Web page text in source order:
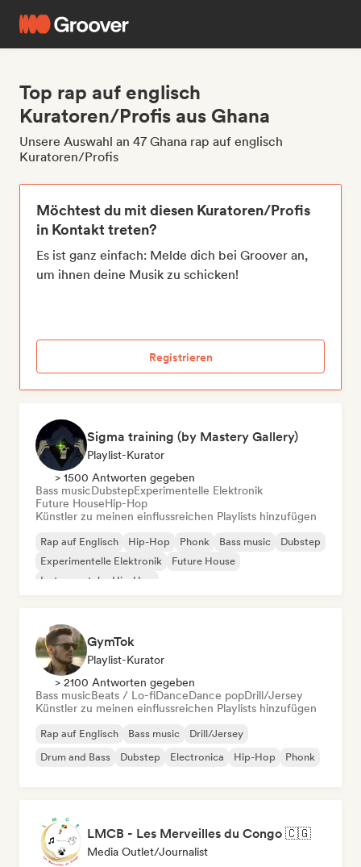
Top rap auf englisch
Kuratoren/Profis aus Ghana
Unsere Auswahl an 47 Ghana rap auf englisch
Kuratoren/Profis
Möchtest du mit diesen Kuratoren/Profis
in Kontakt treten?
Es ist ganz einfach: Melde dich bei Groover an,
um ihnen deine Musik zu schicken!
Registrieren
Sigma training (by Mastery Gallery)
Playlist-Kurator
> 1500 Antworten gegeben
Bass musicDubstepExperimentelle Elektronik
Future HouseHip-Hop
Künstler zu meinen einflussreichen Playlists hinzufügen
Rap auf Englisch Hip-Hop Phonk Bass music
Dubstep
Experimentelle Elektronik
Future House
Instrumentaler Hip-Hop
GymTok
Playlist-Kurator
> 2100 Antworten gegeben
Bass musicBeats / Lo-fiDanceDance popDrill/Jersey
Künstler zu meinen einflussreichen Playlists hinzufügen
Rap auf Englisch Bass music
Drill/Jersey
Drum and Bass
Dubstep Electronica Hip-Hop Phonk
LMCB - Les Merveilles du Congo 🇨🇬
Media Outlet/Journalist